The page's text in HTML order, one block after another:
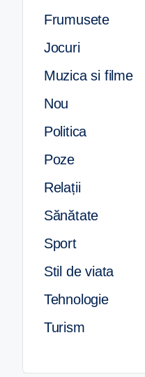
Frumusete
Jocuri
Muzica si filme
Nou
Politica
Poze
Relații
Sănătate
Sport
Stil de viata
Tehnologie
Turism